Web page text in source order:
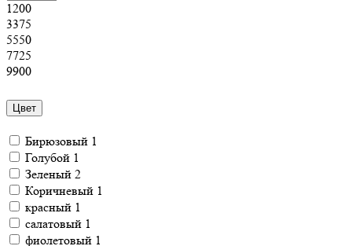
1200
3375
5550
7725
9900
Цвет
Бирюзовый 1
Голубой 1
Зеленый 2
Коричневый 1
красный 1
салатовый 1
фиолетовый 1